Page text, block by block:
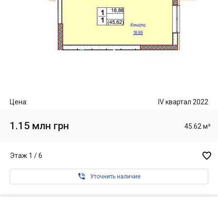
Цена: IV квартал 2022
1.15 млн грн 45.62 м²
Этаж 1 / 6 
 Уточнить наличие